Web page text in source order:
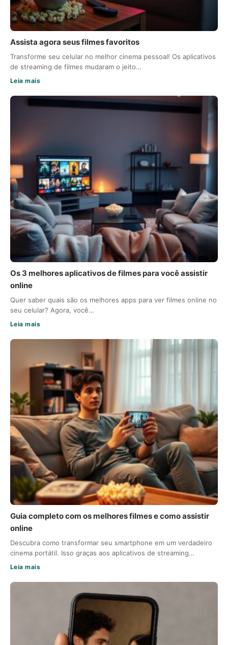
Assista agora seus filmes favoritos
Transforme seu celular no melhor cinema pessoal! Os aplicativos
de streaming de filmes mudaram o jeito…
Leia mais
Os 3 melhores aplicativos de filmes para você assistir
online
Quer saber quais são os melhores apps para ver filmes online no
seu celular? Agora, você…
Leia mais
Guia completo com os melhores filmes e como assistir
online
Descubra como transformar seu smartphone em um verdadeiro
cinema portátil. Isso graças aos aplicativos de streaming…
Leia mais